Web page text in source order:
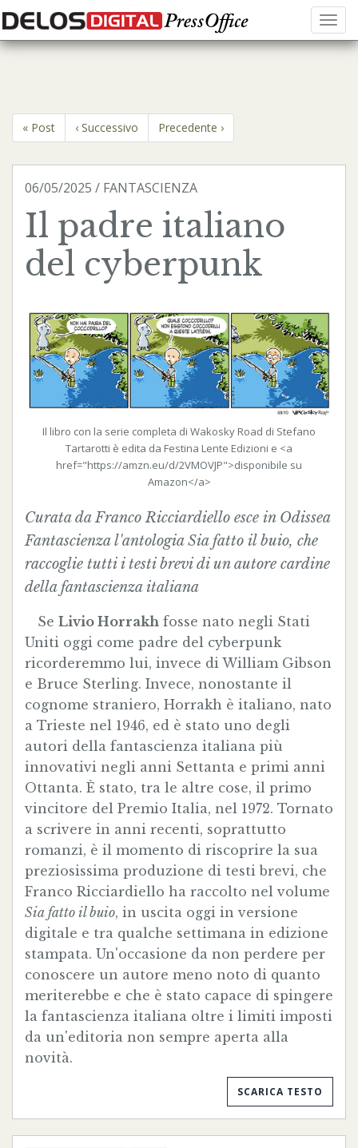
Menu
« Post ‹ Successivo Precedente ›
06/05/2025 / FANTASCIENZA
Il padre italiano
del cyberpunk
Il libro con la serie completa di Wakosky Road di Stefano
Tartarotti è edita da Festina Lente Edizioni e <a
href="https://amzn.eu/d/2VMOVJP">disponibile su
Amazon</a>
Curata da Franco Ricciardiello esce in Odissea
Fantascienzal'antologiaSia fatto il buio, che
raccoglie tutti i testi brevi di un autore cardine
della fantascienza italiana
Se Livio Horrakh fosse nato negli Stati
Uniti oggi come padre del cyberpunk
ricorderemmo lui, invece di William Gibson
e Bruce Sterling. Invece, nonostante il
cognome straniero, Horrakh è italiano, nato
a Trieste nel 1946, ed è stato uno degli
autori della fantascienza italiana più
innovativi negli anni Settanta e primi anni
Ottanta. È stato, tra le altre cose, il primo
vincitore del Premio Italia, nel 1972. Tornato
a scrivere in anni recenti, soprattutto
romanzi, è il momento di riscoprire la sua
preziosissima produzione di testi brevi, che
Franco Ricciardiello ha raccolto nel volume
Sia fatto il buio, in uscita oggi in versione
digitale e tra qualche settimana in edizione
stampata. Un'occasione da non perdere per
conoscere un autore meno noto di quanto
meriterebbe e che è stato capace di spingere
la fantascienza italiana oltre i limiti imposti
da un'editoria non sempre aperta alla
novità.
SCARICA TESTO